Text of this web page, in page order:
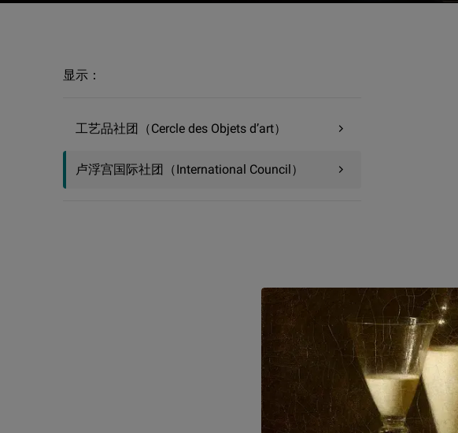
显示：
工艺品社团（Cercle des Objets d’art）
卢浮宫国际社团（International Council）